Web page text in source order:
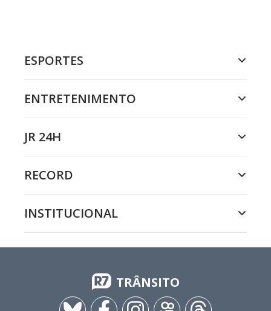
ESPORTES
ENTRETENIMENTO
JR 24H
RECORD
INSTITUCIONAL
TRÂNSITO